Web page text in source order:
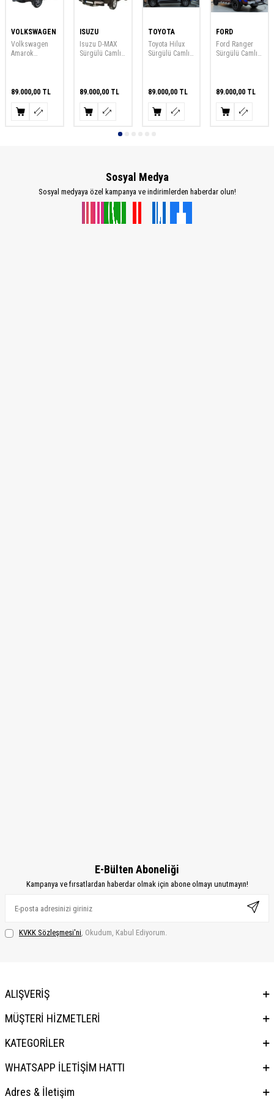
VOLKSWAGEN
Volkswagen
Amarok
89.000,00 TL
ISUZU
Isuzu D-MAX
Sürgülü Camlı
89.000,00TL
TOYOTA
Toyota Hilux
Sürgülü Camlı
89.000,00TL
FORD
Ford Ranger
Sürgülü Camlı
89.000,00 TL
Sosyal Medya
Sosyal medyaya özel kampanya ve indirimlerden haberdar olun!
E-Bülten Aboneliği
Kampanya ve fırsatlardan haberdar olmak için abone olmayı unutmayın!
KVKK Sözleşmesi'ni, Okudum, Kabul Ediyorum.
ALIŞVERİŞ
MÜŞTERİ HİZMETLERİ
KATEGORİLER
WHATSAPP İLETİŞİM HATTI
Adres & İletişim